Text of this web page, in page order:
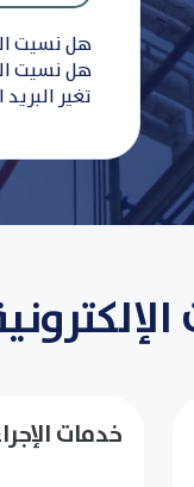
هل نسيت
هل نسيت
تغير
خدمات